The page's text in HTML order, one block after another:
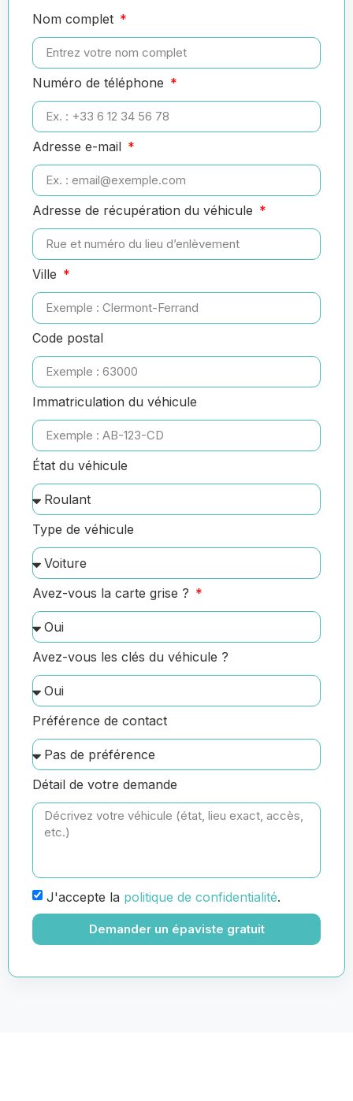
Nom complet
Numéro de téléphone
Adresse e-mail
Adresse de récupération du véhicule
Ville
Code postal
Immatriculation du véhicule
État du véhicule
Type de véhicule
Avez-vous la carte grise ?
Avez-vous les clés du véhicule ?
Préférence de contact
Détail de votre demande
J'accepte la politique de confidentialité.
Demander un épaviste gratuit